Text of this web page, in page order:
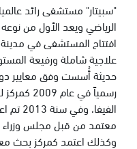
"سبيتار" مستشفى رائد
الرياضي ويعد الأول من
علاجية شاملة ورفيعة
حديثة أُسست وفق معايير
رسمياً في
معتمد من قبل مجلس وزراء
وكذلك اعتمد كمركز بحث